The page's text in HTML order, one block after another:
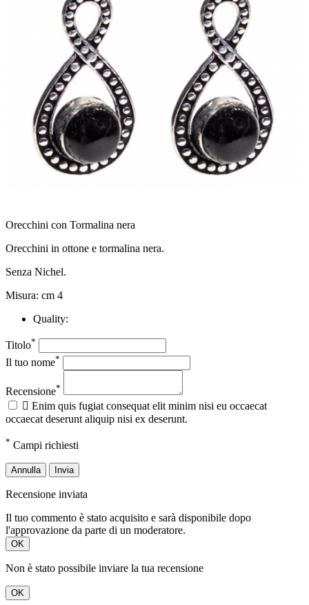
Orecchini con Tormalina nera
Orecchini in ottone e tormalina nera.
Senza Nichel.
Misura: cm 4
Quality:
Titolo*
Il tuo nome*
Recensione*
 Enim quis fugiat consequat elit minim nisi eu occaecat
occaecat deserunt aliquip nisi ex deserunt.
* Campi richiesti
Annulla Invia
Recensione inviata
Il tuo commento è stato acquisito e sarà disponibile dopo
l'approvazione da parte di un moderatore.
OK
Non è stato possibile inviare la tua recensione
OK